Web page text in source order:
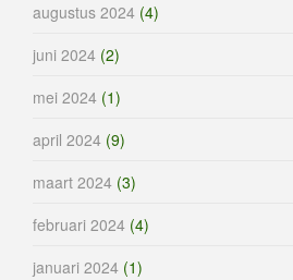
augustus 2024 (4)
juni 2024 (2)
mei 2024 (1)
april 2024 (9)
maart 2024 (3)
februari 2024 (4)
januari 2024 (1)